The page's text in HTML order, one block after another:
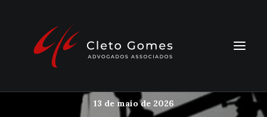
13 de maio de 2026